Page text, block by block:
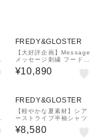
FREDY&GLOSTER
【大好評企画】Message
メッセージ刺繍 フードオ
ックスシャツ パート3
¥10,890
FREDY&GLOSTER
【軽やかな夏素材】シア
ーストライプ半袖シャツ
¥8,580